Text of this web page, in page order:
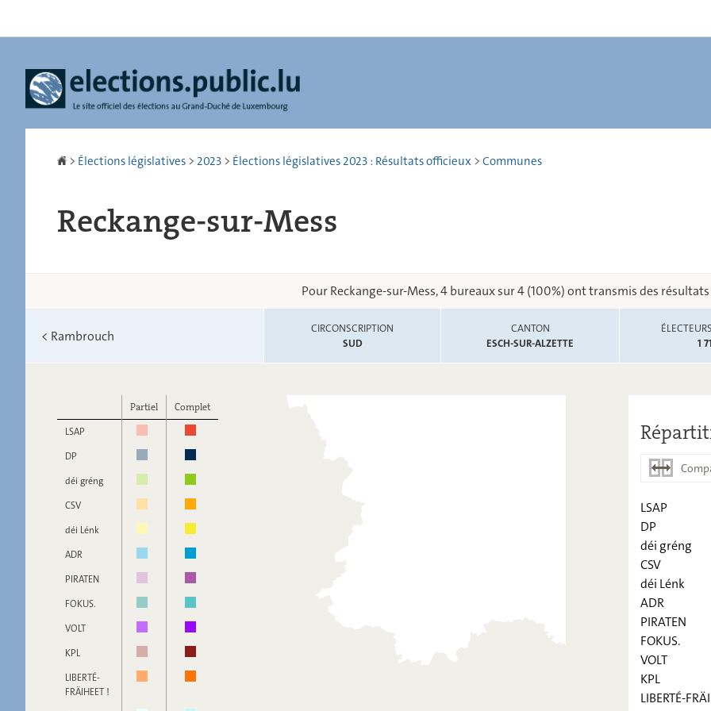
navigation
Accueil
> Élections législatives > 2023 > Élections législatives 2023 : Résultats officieux > Communes
Reckange-sur-Mess
Pour Reckange-sur-Mess, 4 bureaux sur 4 (100%) ont transmis des
< Rambrouch
CIRCONSCRIPTION
SUD
CANTON
ESCH-SUR-ALZETTE
1
Partiel
Complet
LSAP
DP
déi gréng
CSV
déi Lénk
ADR
PIRATEN
FOKUS.
VOLT
KPL
LIBERTÉ-
FRÄIHEET !
LSAP
déi gréng
déi Lénk
LSAP
DP
déi gréng
CSV
déi Lénk
ADR
PIRATEN
FOKUS.
VOLT
KPL
LIBERTÉ-